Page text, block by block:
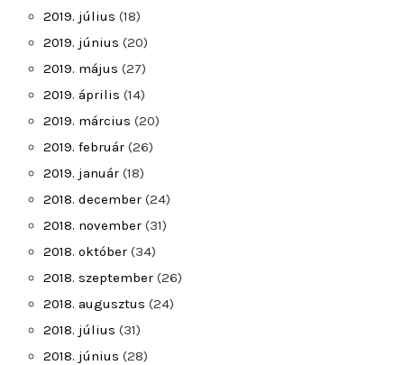
2019. július (18)
2019. június (20)
2019. május (27)
2019. április (14)
2019. március (20)
2019. február (26)
2019. január (18)
2018. december (24)
2018. november (31)
2018. október (34)
2018. szeptember (26)
2018. augusztus (24)
2018. július (31)
2018. június (28)